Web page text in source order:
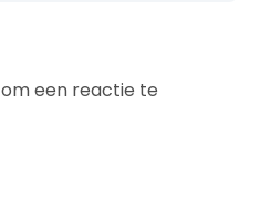
om een reactie te